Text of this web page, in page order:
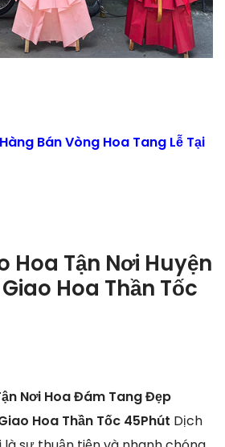
Bán Vòng Hoa Tang Lễ Tại
Hoa Tận Nơi Huyện
Hoa Thần Tốc
Nơi Hoa Đám Tang Đẹp
Hoa Thần Tốc 45Phút Dịch